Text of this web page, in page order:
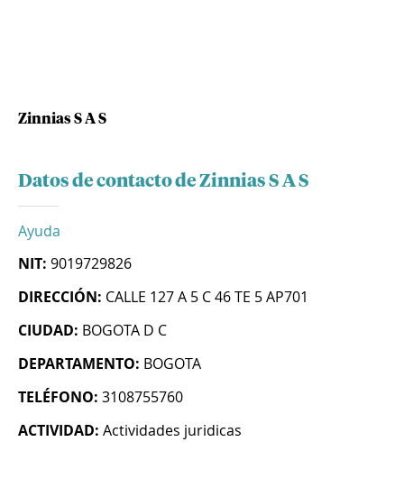
Zinnias S A S
Datos de contacto de Zinnias S A S
Ayuda
NIT: 9019729826
DIRECCIÓN: CALLE 127 A 5 C 46 TE 5 AP701
CIUDAD: BOGOTA D C
DEPARTAMENTO: BOGOTA
TELÉFONO: 3108755760
ACTIVIDAD: Actividades juridicas